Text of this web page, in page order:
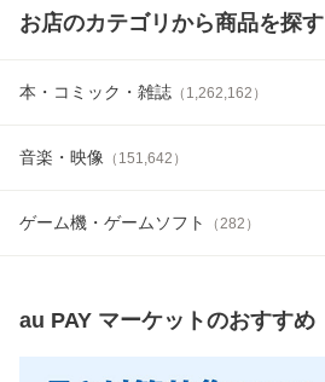
お店のカテゴリから商品を探す
本・コミック・雑誌 （ 1,262,162 ）
音楽・映像 （ 151,642 ）
ゲーム機・ゲームソフト （282 ）
au PAY マーケットのおすすめ